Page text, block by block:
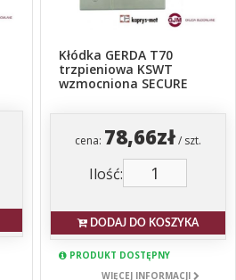
Kłódka GERDA T70
trzpieniowa KSWT
wzmocniona SECURE
cena: 78,66zł/ szt.
Ilość:
DODAJ DO KOSZYKA
PRODUKT DOSTĘPNY
WIĘCEJ INFORMACJI